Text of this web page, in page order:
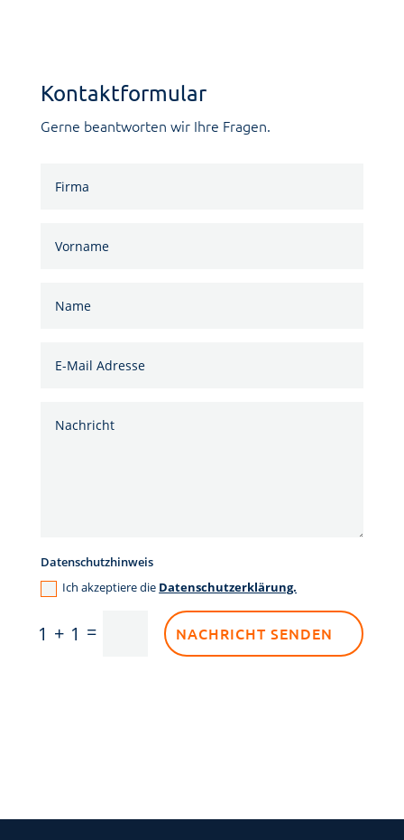
Kontaktformular
Gerne beantworten wir Ihre Fragen.
Datenschutzhinweis
Ich akzeptiere die Datenschutzerklärung.
1 + 1 = NACHRICHT SENDEN